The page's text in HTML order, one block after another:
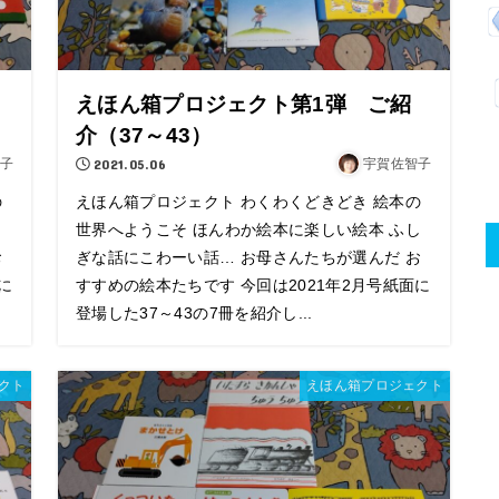
えほん箱プロジェクト第1弾 ご紹
介（37～43）
2021.05.06 宇賀佐智子
えほん箱プロジェクト わくわくどきどき 絵本の
世界へようこそ ほんわか絵本に楽しい絵本 ふし
ぎな話にこわーい話… お母さんたちが選んだ お
すすめの絵本たちです 今回は2021年2月号紙面に
登場した37～43の7冊を紹介し...
ト えほん箱プロジェクト